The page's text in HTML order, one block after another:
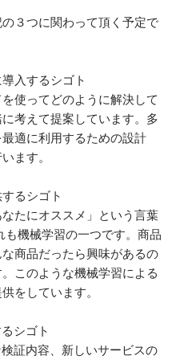
３つに関わって頂く予定で
入するシゴト
使ってどのように解決して
考えて提案しています。多
適に利用するための設計
ます。
るシゴト
たにオススメ」という言葉
機械学習の一つです。商品
商品だったら興味があるの
このような機械学習による
をしています。
シゴト
証内容、新しいサービスの